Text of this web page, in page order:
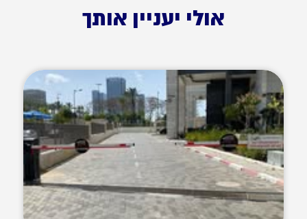
אולי יעניין אותך